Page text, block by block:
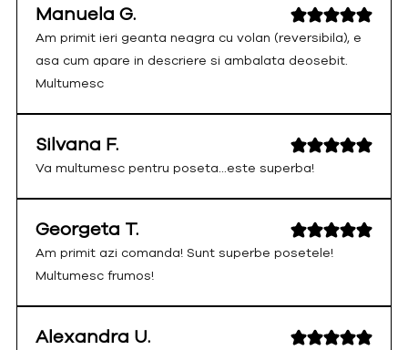
Manuela G.
Am primit ieri geanta neagra cu volan (reversibila), e
asa cum apare in descriere si ambalata deosebit.
Multumesc
Silvana F.
Va multumesc pentru poseta...este superba!
Georgeta T.
Am primit azi comanda! Sunt superbe posetele!
Multumesc frumos!
Alexandra U.